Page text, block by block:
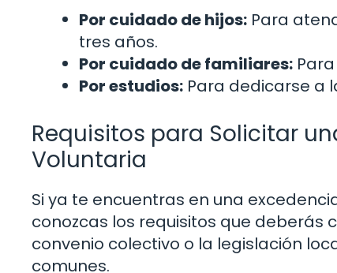
Por cuidado de hijos: Para
tres años.
Por cuidado de familiares:
Por estudios: Para dedicarse a
Requisitos para Solicitar
Voluntaria
Si ya te encuentras en una
conozcas los requisitos que deberás
convenio colectivo o la legislación
comunes.